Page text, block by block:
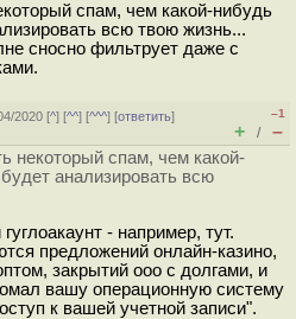
спам, чем какой-нибудь
всю твою жизнь...
сносно фильтрует даже с
2020 [^] [^^] [^^^] [ответить]
–1
+ / –
некоторый спам, чем какой-
анализировать всю
- например, тут.
предложений онлайн-казино,
закрытий ооо с долгами, и
вашу операционную систему
к вашей учетной записи".